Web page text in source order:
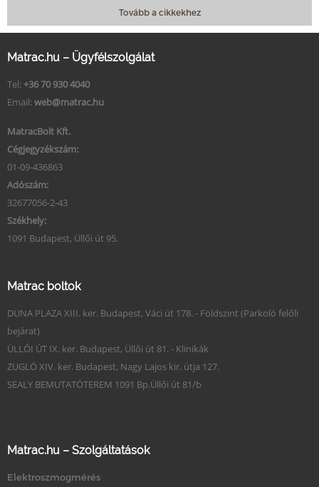
Tovább a cikkekhez
Matrac.hu – Ügyfélszolgálat
Tel: +36 70 930 4040
Email: web@matrac.hu
MatracBolt Kft.
Cégjegyzékszám:
01-09-436863
Adószám:
32677056-2-43
Székhely:
1091 Budapest, Üllői út 95.
Matrac boltok
DUNA PLAZA XIII. ker. Budapest, Váci út 178. - Földszint (Parkoló felőli
bejárat)
ÜLLŐI ÚT IX. ker. Budapest, Üllői út 81. - Klinikák
ZUGLÓ XIV. ker. Budapest, Nagy Lajos kir. útja 127.
SEALY BEMUTATÓTEREM 1091 Bp.Üllői út 81/b
Matrac.hu – Szolgáltatások
Elektroszmogmérés